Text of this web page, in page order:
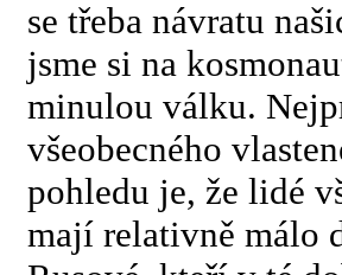
se třeba návratu
jsme si na
minulou válku.
všeobecného
pohledu je, že lidé
mají relativně málo